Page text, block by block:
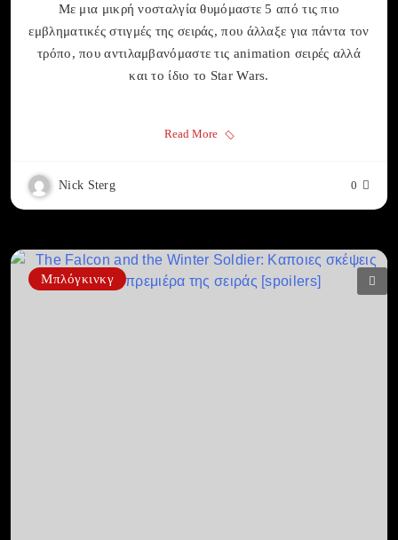
Με μια μικρή νοσταλγία θυμόμαστε 5 από τις πιο
εμβληματικές στιγμές της σειράς, που άλλαξε για πάντα τον
τρόπο, που αντιλαμβανόμαστε τις animation σειρές αλλά
και το ίδιο το Star Wars.
Read More
Nick Sterg 0
Μπλόγκινκγ